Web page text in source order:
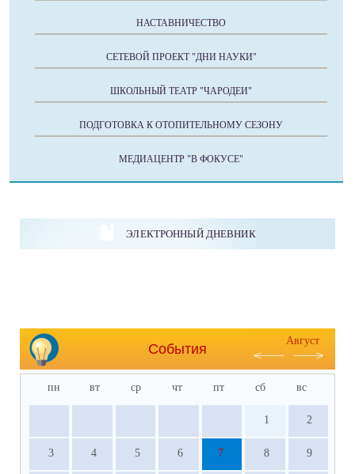
НАСТАВНИЧЕСТВО
СЕТЕВОЙ ПРОЕКТ "ДНИ НАУКИ"
ШКОЛЬНЫЙ ТЕАТР "ЧАРОДЕИ"
ПОДГОТОВКА К ОТОПИТЕЛЬНОМУ СЕЗОНУ
МЕДИАЦЕНТР "В ФОКУСЕ"
ЭЛЕКТРОННЫЙ ДНЕВНИК
События
Август
пн вт ср чт пт сб вс
1 2
3 4 5 6 7 8 9